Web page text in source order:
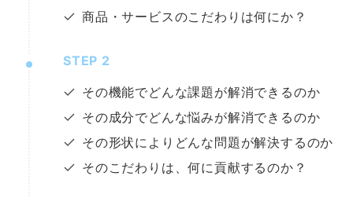
商品・サービスのこだわりは何にか？
STEP 2
その機能でどんな課題が解消できるのか
その成分でどんな悩みが解消できるのか
その形状によりどんな問題が解決するのか
そのこだわりは、何に貢献するのか？